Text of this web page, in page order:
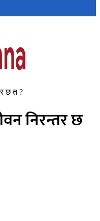
छ त ?
निरन्तर छ